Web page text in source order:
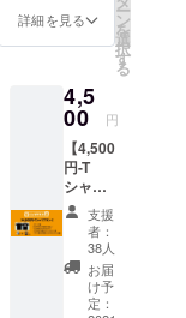
序良俗
をお断
りする
可能性
がござ
いま
す。」
・パト
CLAPP
ER入り
口に掲
載
※「支援
時、必
ず備考
欄にご
希望の
お名前
をご記
入くだ
ERロゴ
入りオ
リジナ
ル ・
CLAPP
ERで使
えるド
リンク
チケッ
ト2枚
※「ドリ
ンクチ
ケット
の有効
期限は
詳細を見る ー
ン
を
選
択
す
る
4,5
00 円
【4,500
円-T
シャツ
プラ
ン-】 -
リター
ン内
容-
CLAPP
支援
者：
38人
お届
け予
定：